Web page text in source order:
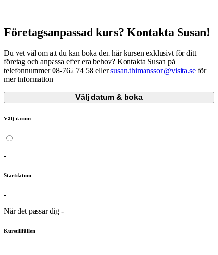
Företagsanpassad kurs? Kontakta Susan!
Du vet väl om att du kan boka den här kursen exklusivt för ditt
företag och anpassa efter era behov? Kontakta Susan på
telefonnummer 08-762 74 58 ellersusan.thimansson@visita.se för
mer information.
Välj datum & boka
Välj datum
-
Startdatum
-
När det passar dig -
Kurstillfällen